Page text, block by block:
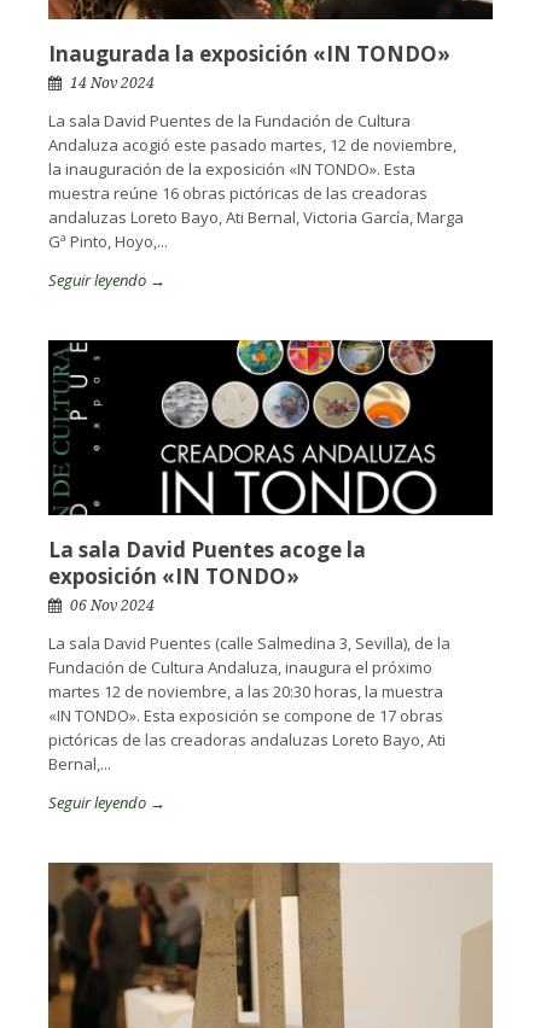
Inaugurada la exposición «IN TONDO»
14 Nov 2024
La sala David Puentes de la Fundación de Cultura
Andaluza acogió este pasado martes, 12 de noviembre,
la inauguración de la exposición «IN TONDO». Esta
muestra reúne 16 obras pictóricas de las creadoras
andaluzas Loreto Bayo, Ati Bernal, Victoria García, Marga
Gª Pinto, Hoyo,...
Seguir leyendo →
La sala David Puentes acoge la
exposición «IN TONDO»
06 Nov 2024
La sala David Puentes (calle Salmedina 3, Sevilla), de la
Fundación de Cultura Andaluza, inaugura el próximo
martes 12 de noviembre, a las 20:30 horas, la muestra
«IN TONDO». Esta exposición se compone de 17 obras
pictóricas de las creadoras andaluzas Loreto Bayo, Ati
Bernal,...
Seguir leyendo →